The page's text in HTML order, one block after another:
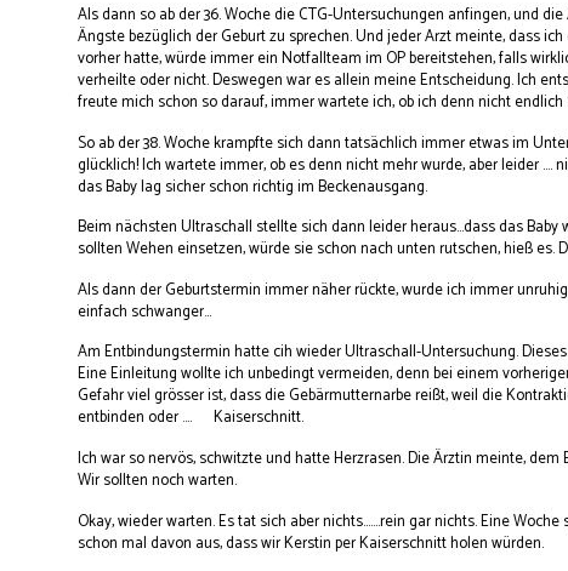
Als dann so ab der 36. Woche die CTG-Untersuchungen anfingen, und
Ängste bezüglich der Geburt zu sprechen. Und jeder Arzt meinte, dass
vorher hatte, würde immer ein Notfallteam im OP bereitstehen, falls
verheilte oder nicht. Deswegen war es allein meine Entscheidung. Ich
freute mich schon so darauf, immer wartete ich, ob ich denn nicht
So ab der 38. Woche krampfte sich dann tatsächlich immer etwas im
glücklich! Ich wartete immer, ob es denn nicht mehr wurde, aber leider
das Baby lag sicher schon richtig im Beckenausgang.
Beim nächsten Ultraschall stellte sich dann leider heraus...dass das
sollten Wehen einsetzen, würde sie schon nach unten rutschen, hieß
Als dann der Geburtstermin immer näher rückte, wurde ich immer
einfach schwanger...
Am Entbindungstermin hatte cih wieder Ultraschall-Untersuchung.
Eine Einleitung wollte ich unbedingt vermeiden, denn bei einem
Gefahr viel grösser ist, dass die Gebärmutternarbe reißt, weil die
entbinden oder .... Kaiserschnitt.
Ich war so nervös, schwitzte und hatte Herzrasen. Die Ärztin meinte,
Wir sollten noch warten.
Okay, wieder warten. Es tat sich aber nichts.......rein gar nichts. Eine
schon mal davon aus, dass wir Kerstin per Kaiserschnitt holen würden.